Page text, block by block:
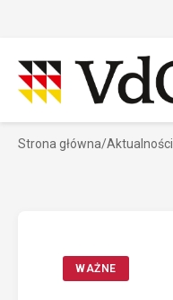
Szukaj
Strona główna/Aktualności
WAŻNE